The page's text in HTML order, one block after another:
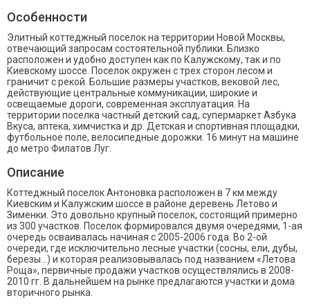
Особенности
Элитный коттеджный поселок на территории Новой Москвы,
отвечающий запросам состоятельной публики. Близко
расположен и удобно доступен как по Калужскому, так и по
Киевскому шоссе. Поселок окружен с трех сторон лесом и
граничит с рекой. Большие размеры участков, вековой лес,
действующие центральные коммуникации, широкие и
освещаемые дороги, современная эксплуатация. На
территории поселка частный детский сад, супермаркет Азбука
Вкуса, аптека, химчистка и др. Детская и спортивная площадки,
футбольное поле, велосипедные дорожки. 16 минут на машине
до метро Филатов Луг.
Описание
Коттеджный поселок Антоновка расположен в 7 км между
Киевским и Калужским шоссе в районе деревень Летово и
Зименки. Это довольно крупный поселок, состоящий примерно
из 300 участков. Поселок формировался двумя очередями, 1-ая
очередь осваивалась начиная с 2005-2006 года. Во 2-ой
очереди, где исключительно лесные участки (сосны, ели, дубы,
березы...) и которая реализовывалась под названием «Летова
Роща», первичные продажи участков осуществлялись в 2008-
2010 гг. В дальнейшем на рынке предлагаются участки и дома
вторичного рынка.